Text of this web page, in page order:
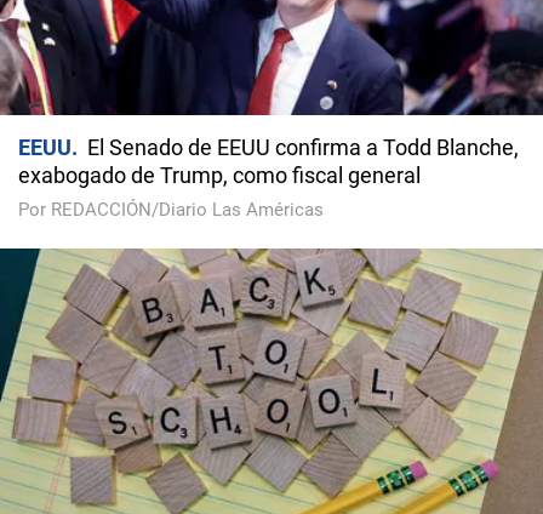
EEUU
El Senado de EEUU confirma a Todd Blanche,
exabogado de Trump, como fiscal general
Por REDACCIÓN/Diario Las Américas